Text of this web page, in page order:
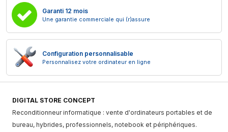
Garanti 12 mois
Une garantie commerciale qui (r)assure
Configuration personnalisable
Personnalisez votre ordinateur en ligne
DIGITAL STORE CONCEPT
Reconditionneur informatique : vente d'ordinateurs portables et de
bureau, hybrides, professionnels, notebook et périphériques.